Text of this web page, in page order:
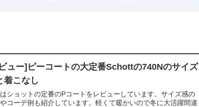
ュー]ピーコートの大定番Schottの740Nのサイズ
着こなし
ショットの定番のPコートをレビューしています。サイズ感の
コーデ例も紹介しています。軽くて暖かいので冬に大活躍間違